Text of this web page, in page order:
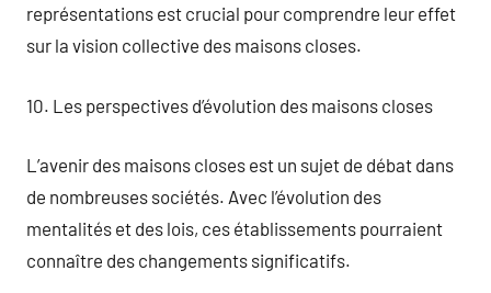
représentations est crucial pour comprendre leur effet
sur la vision collective des maisons closes.
10. Les perspectives d’évolution des maisons closes
L’avenir des maisons closes est un sujet de débat dans
de nombreuses sociétés. Avec l’évolution des
mentalités et des lois, ces établissements pourraient
connaître des changements significatifs.